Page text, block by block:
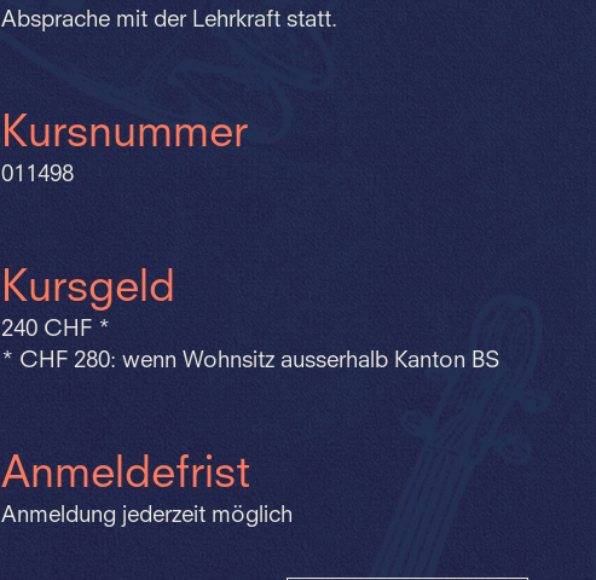
Absprache mit der Lehrkraft statt.
Kursnummer
011498
Kursgeld
240 CHF *
* CHF 280: wenn Wohnsitz ausserhalb Kanton BS
Anmeldefrist
Anmeldung jederzeit möglich